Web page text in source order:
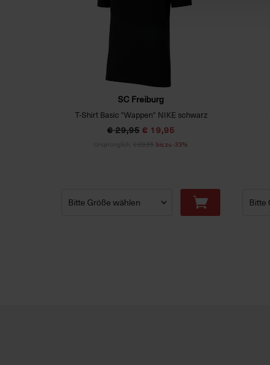
SC Freiburg
T-Shirt Basic "Wappen" NIKE schwarz
€ 29,95 € 19,95
bis zu -33%